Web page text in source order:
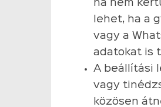
ha nem
lehet, ha a
vagy a
adatokat is
A beállítási
vagy
közösen